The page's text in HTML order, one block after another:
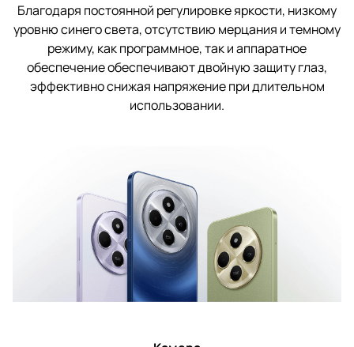
Благодаря постоянной регулировке яркости, низкому
уровню синего света, отсутствию мерцания и темному
режиму, как программное, так и аппаратное
обеспечение обеспечивают двойную защиту глаз,
эффективно снижая напряжение при длительном
использовании.